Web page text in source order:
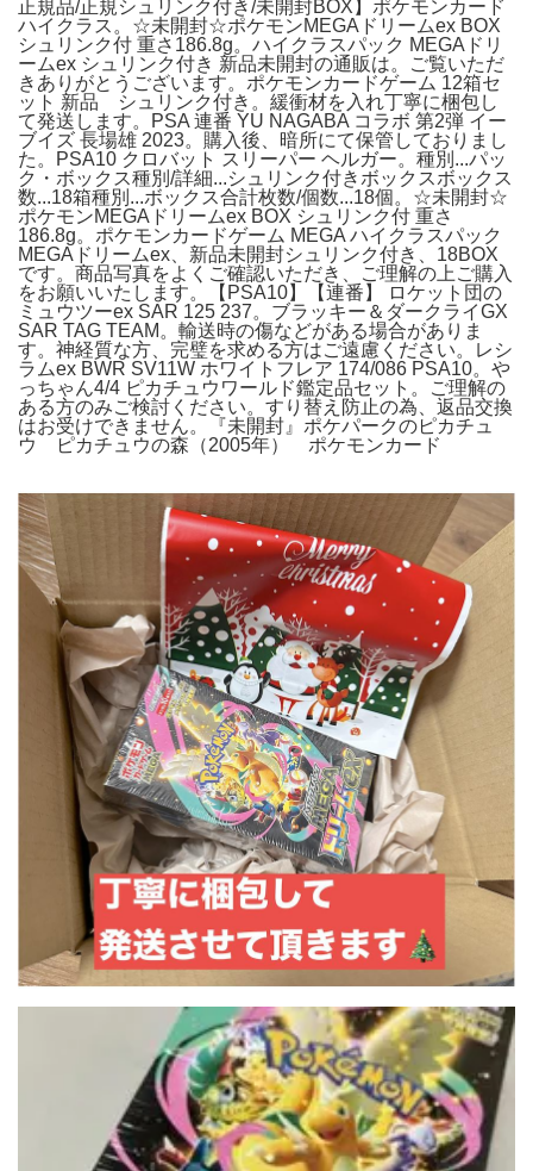
正規品/正規シュリンク付き/未開封BOX】ポケモンカード
ハイクラス。☆未開封☆ポケモンMEGAドリームex BOX
シュリンク付 重さ186.8g。ハイクラスパック MEGAドリ
ームex シュリンク付き 新品未開封の通販は。ご覧いただ
きありがとうございます。ポケモンカードゲーム 12箱セ
ット 新品 シュリンク付き。緩衝材を入れ丁寧に梱包し
て発送します。PSA 連番 YU NAGABA コラボ 第2弾 イー
ブイズ 長場雄 2023。購入後、暗所にて保管しておりまし
た。PSA10 クロバット スリーパー ヘルガー。種別...パッ
ク・ボックス種別/詳細...シュリンク付きボックスボックス
数...18箱種別...ボックス合計枚数/個数...18個。☆未開封☆
ポケモンMEGAドリームex BOX シュリンク付 重さ
186.8g。ポケモンカードゲーム MEGA ハイクラスパック
MEGAドリームex、新品未開封シュリンク付き、18BOX
です。商品写真をよくご確認いただき、ご理解の上ご購入
をお願いいたします。【PSA10】【連番】 ロケット団の
ミュウツーex SAR 125 237。ブラッキー＆ダークライGX
SAR TAG TEAM。輸送時の傷などがある場合がありま
す。神経質な方、完璧を求める方はご遠慮ください。レシ
ラムex BWR SV11W ホワイトフレア 174/086 PSA10。や
っちゃん4/4 ピカチュウワールド鑑定品セット。ご理解の
ある方のみご検討ください。すり替え防止の為、返品交換
はお受けできません。『未開封』ポケパークのピカチュ
ウ ピカチュウの森（2005年） ポケモンカード